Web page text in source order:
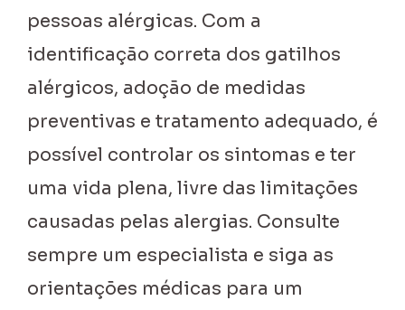
pessoas alérgicas. Com a
identificação correta dos gatilhos
alérgicos, adoção de medidas
preventivas e tratamento adequado, é
possível controlar os sintomas e ter
uma vida plena, livre das limitações
causadas pelas alergias. Consulte
sempre um especialista e siga as
orientações médicas para um